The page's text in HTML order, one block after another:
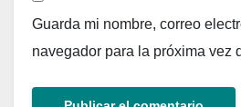
Guarda mi nombre, correo
navegador para la próxima vez